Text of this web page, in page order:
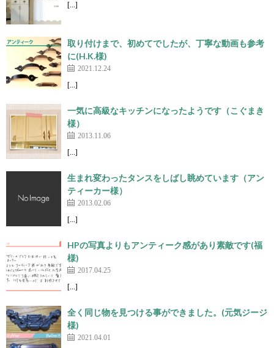
[…]
取り付けまで、初めてでしたが、丁寧な動画も参考
に(H.K.様)
2021.12.24
[…]
一気に高級なキッチンになったようです（こぐまき
様）
2013.11.06
[…]
生まれ変わったタンスをしばし眺めています（アン
ティーカー様）
2013.02.06
[…]
HPの写真よりもアンティーク感があり素敵です(福
様)
2017.04.25
[…]
全く同じ物を見つける事ができました。(元気ジージ
様)
2021.04.01